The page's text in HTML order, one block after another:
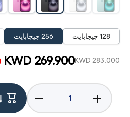
128 جيجابايت 256 جيجابايت
KWD 283.000
KWD 269.900
تقليل
الكمية لـ
ابل
زيادة
الكمية لـ
ابل